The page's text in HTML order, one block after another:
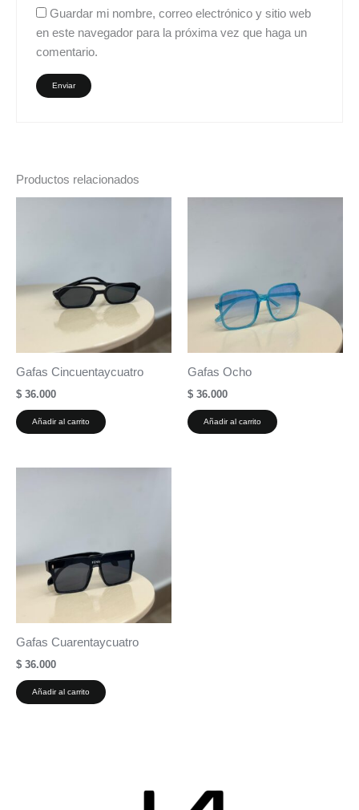
Guardar mi nombre, correo electrónico y sitio web
en este navegador para la próxima vez que haga un
comentario.
Productos relacionados
Gafas Cincuentaycuatro
$ 36.000
Añadir al carrito
Gafas Ocho
$ 36.000
Añadir al carrito
Gafas Cuarentaycuatro
$ 36.000
Añadir al carrito